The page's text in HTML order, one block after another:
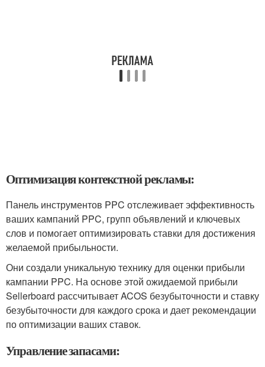
Оптимизация контекстной рекламы:
Панель инструментов PPC отслеживает эффективность
ваших кампаний PPC, групп объявлений и ключевых
слов и помогает оптимизировать ставки для достижения
желаемой прибыльности.
Они создали уникальную технику для оценки прибыли
кампании PPC. На основе этой ожидаемой прибыли
Sellerboard рассчитывает ACOS безубыточности и ставку
безубыточности для каждого срока и дает рекомендации
по оптимизации ваших ставок.
Управление запасами: